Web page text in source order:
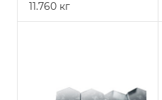
11.760 кг